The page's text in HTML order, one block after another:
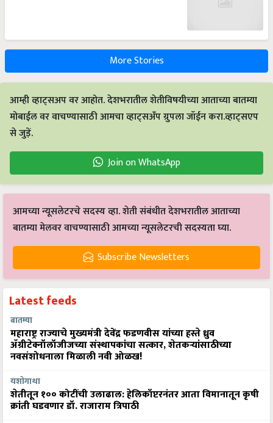
More Stories
आम्ही व्हाट्सअप वर आहोत. देशभरातील शेतीविषयीच्या आताच्या बातम्या
मोबाईल वर वाचण्यासाठी आमचा व्हाट्सअँप ग्रुपला जॉईन करा.व्हाट्सएप
से जुड़ें.
Join on WhatsApp
आमच्या न्यूसलेटरचे सदस्य व्हा. शेती संबंधीत देशभरातील आताच्या
बातम्या मेलवर वाचण्यासाठी आमच्या न्यूसलेटरची सदस्यता घ्या.
Subscribe Newsletters
Latest feeds
बातम्या
महाराष्ट्र राज्याचे मुख्यमंत्री देवेंद्र फडणवीस यांच्या हस्ते ध्रुव
ॲग्रीटेक्नॉलॉजीजच्या संस्थापकांचा सत्कार, शेतकऱ्यांसाठीच्या
नवसंशोधनाला मिळाली नवी ओळख!
यशोगाथा
शेतीतून १०० कोटींची उलाढाल: हेलिकॉप्टरनंतर आता विमानातून कृषी
क्रांती घडवणार डॉ. राजाराम त्रिपाठी